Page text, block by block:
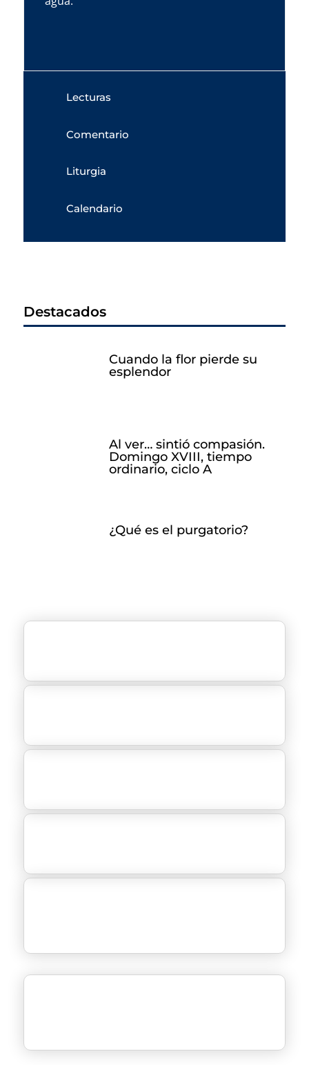
Lecturas
Comentario
Liturgia
Calendario
Destacados
Cuando la flor pierde su
esplendor
Al ver… sintió compasión.
Domingo XVIII, tiempo
ordinario, ciclo A
¿Qué es el purgatorio?